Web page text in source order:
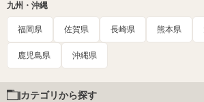
九州・沖縄
福岡県 佐賀県 長崎県 熊本県
鹿児島県 沖縄県
カテゴリから探す